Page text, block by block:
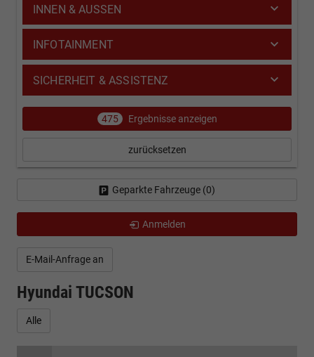
E-Mail-Anfrage an
Hyundai TUCSON
Alle
INNEN & AUSSEN
INFOTAINMENT
SICHERHEIT & ASSISTENZ
475 Ergebnisse anzeigen
zurücksetzen
Geparkte Fahrzeuge (0)
Anmelden